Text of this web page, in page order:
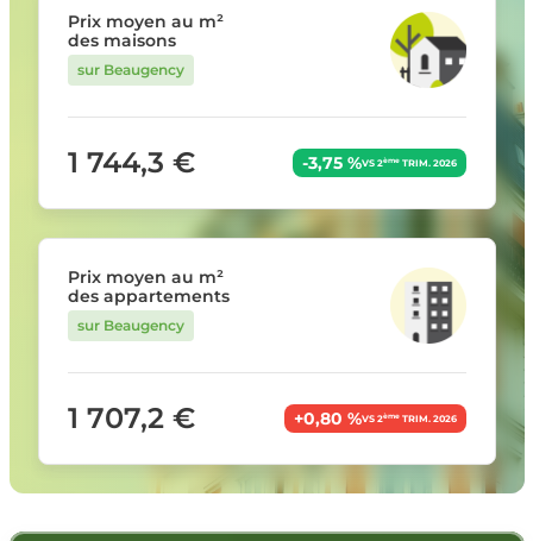
Prix moyen au m²
des maisons
sur Beaugency
1 744,3 € -3,75 %VS 2èmeTRIM. 2026
Prix moyen au m²
des appartements
sur Beaugency
1 707,2 € +0,80 %VS 2èmeTRIM. 2026